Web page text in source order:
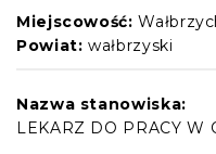
Miejscowość:
Powiat: wałbrzyski
Nazwa stanowiska:
LEKARZ DO PRACY W